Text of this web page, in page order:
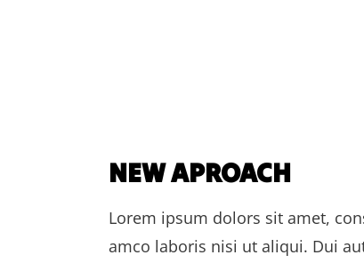
NEW APROACH
Lorem ipsum dolors sit amet,
amco laboris nisi ut aliqui. Dui